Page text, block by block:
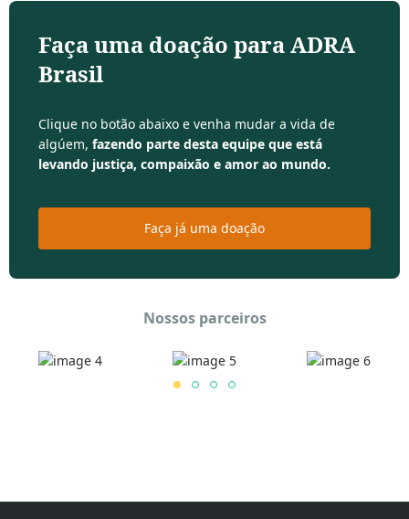
Faça uma doação para ADRA
Brasil
Clique no botão abaixo e venha mudar a vida de
algúem, fazendo parte desta equipe que está
levando justiça, compaixão e amor ao mundo.
Faça já uma doação
Nossos parceiros